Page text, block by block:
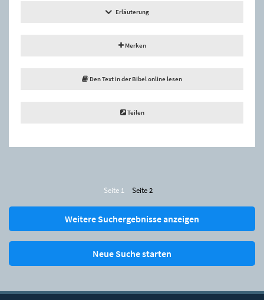
Erläuterung
Merken
Den Text in der Bibel online lesen
Teilen
Seite 1 Seite 2
Weitere Suchergebnisse anzeigen
Neue Suche starten